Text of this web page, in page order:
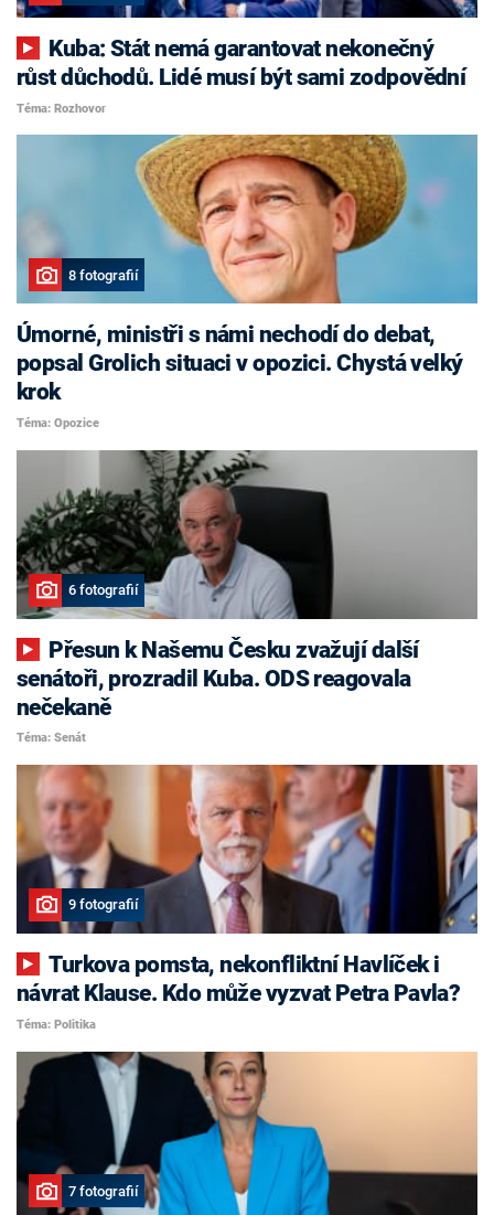
růst důchodů. Lidé musí být sami zodpovědní
Téma: Rozhovor
8 fotografií
Úmorné, ministři s námi nechodí do debat,
popsal Grolich situaci v opozici. Chystá velký
krok
Téma: Opozice
6 fotografií
senátoři, prozradil Kuba. ODS reagovala
nečekaně
Téma: Senát
9 fotografií
Turkova pomsta, nekonfliktní Havlíček i
návrat Klause. Kdo může vyzvat Petra Pavla?
Téma: Politika
7 fotografií